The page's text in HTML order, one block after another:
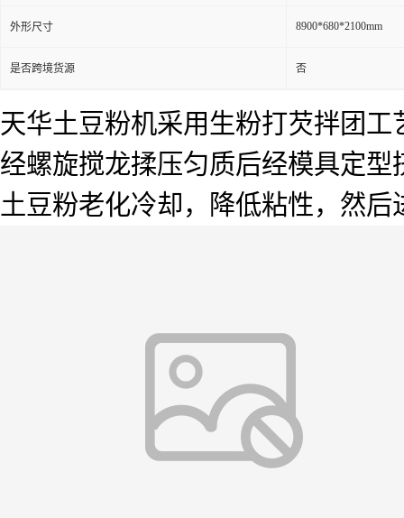
外形尺寸 8900*680*2100mm
是否跨境货源 否
天华土豆粉机采用生粉打芡拌团
经螺旋搅龙揉压匀质后经模具定
土豆粉老化冷却，降低粘性，然